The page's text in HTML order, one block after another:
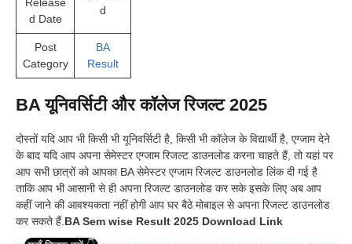
Release
d Date
d
Post
Category
BA
Result
BA यूनिवर्सिटी और कॉलेज रिजल्ट 2025
दोस्तों यदि आप भी किसी भी यूनिवर्सिटी है, किसी भी कॉलेज के विद्यार्थी है, एग्जाम देने
के बाद यदि आप अपना सेमेस्टर एग्जाम रिजल्ट डाउनलोड करना चाहते हैं, तो यहां पर
आप सभी छात्रों को आपका BA सेमेस्टर एग्जाम रिजल्ट डाउनलोड लिंक दी गई है
ताकि आप भी आसानी से ही अपना रिजल्ट डाउनलोड कर सके इसके लिए अब आप
कहीं जाने की आवश्यकता नहीं होगी आप घर बैठे मोबाइल से अपना रिजल्ट डाउनलोड
कर सकते हैं.BA Sem wise Result 2025 Download Link